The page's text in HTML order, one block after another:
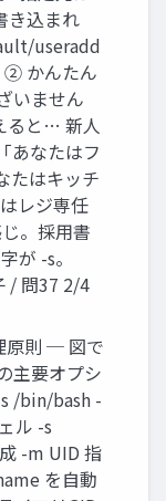
き込まれ
useradd
② かんたん
いません
ると… 新人
あなたはフ
たはキッチ
レジ専任
。採用書
が -s。
/ 問37 2/4
原則 ─ 図で
主要オプシ
/bin/bash -
ル -s
-m UID 指
を自動